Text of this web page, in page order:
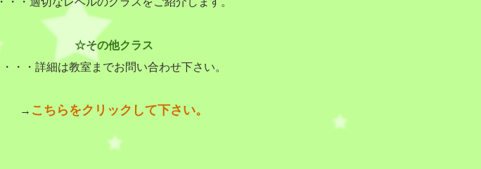
☆その他クラス
・・・詳細は教室までお問い合わせ下さい。
→ こちらをクリックして下さい。